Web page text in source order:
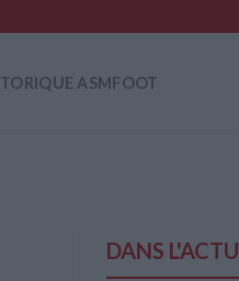
ASMFOOT
DANS L'ACTU